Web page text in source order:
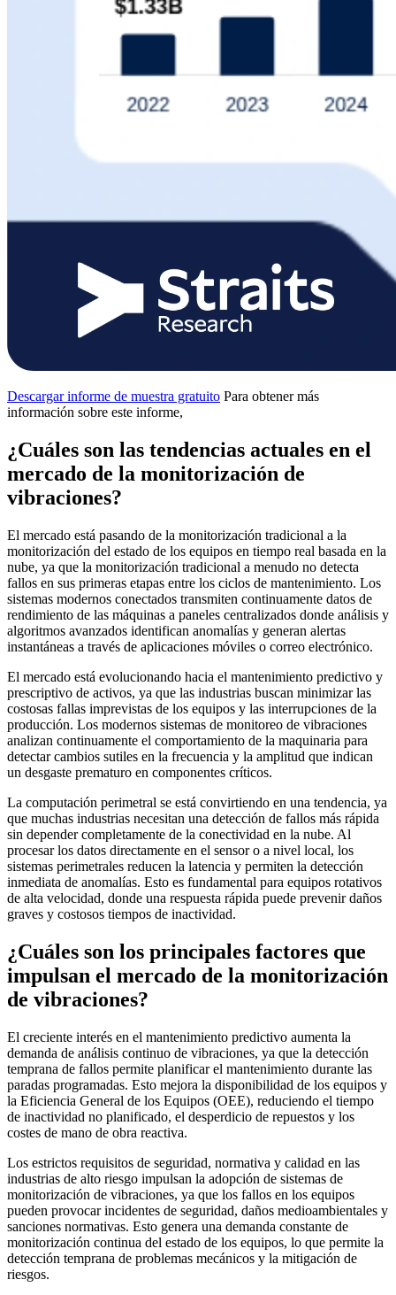
Descargar informe de muestra gratuito Para obtener más
información sobre este informe,
¿Cuáles son las tendencias actuales en el
mercado de la monitorización de
vibraciones?
El mercado está pasando de la monitorización tradicional a la
monitorización del estado de los equipos en tiempo real basada en la
nube, ya que la monitorización tradicional a menudo no detecta
fallos en sus primeras etapas entre los ciclos de mantenimiento. Los
sistemas modernos conectados transmiten continuamente datos de
rendimiento de las máquinas a paneles centralizados donde análisis y
algoritmos avanzados identifican anomalías y generan alertas
instantáneas a través de aplicaciones móviles o correo electrónico.
El mercado está evolucionando hacia el mantenimiento predictivo y
prescriptivo de activos, ya que las industrias buscan minimizar las
costosas fallas imprevistas de los equipos y las interrupciones de la
producción. Los modernos sistemas de monitoreo de vibraciones
analizan continuamente el comportamiento de la maquinaria para
detectar cambios sutiles en la frecuencia y la amplitud que indican
un desgaste prematuro en componentes críticos.
La computación perimetral se está convirtiendo en una tendencia, ya
que muchas industrias necesitan una detección de fallos más rápida
sin depender completamente de la conectividad en la nube. Al
procesar los datos directamente en el sensor o a nivel local, los
sistemas perimetrales reducen la latencia y permiten la detección
inmediata de anomalías. Esto es fundamental para equipos rotativos
de alta velocidad, donde una respuesta rápida puede prevenir daños
graves y costosos tiempos de inactividad.
¿Cuáles son los principales factores que
impulsan el mercado de la monitorización
de vibraciones?
El creciente interés en el mantenimiento predictivo aumenta la
demanda de análisis continuo de vibraciones, ya que la detección
temprana de fallos permite planificar el mantenimiento durante las
paradas programadas. Esto mejora la disponibilidad de los equipos y
la Eficiencia General de los Equipos (OEE), reduciendo el tiempo
de inactividad no planificado, el desperdicio de repuestos y los
costes de mano de obra reactiva.
Los estrictos requisitos de seguridad, normativa y calidad en las
industrias de alto riesgo impulsan la adopción de sistemas de
monitorización de vibraciones, ya que los fallos en los equipos
pueden provocar incidentes de seguridad, daños medioambientales y
sanciones normativas. Esto genera una demanda constante de
monitorización continua del estado de los equipos, lo que permite la
detección temprana de problemas mecánicos y la mitigación de
riesgos.